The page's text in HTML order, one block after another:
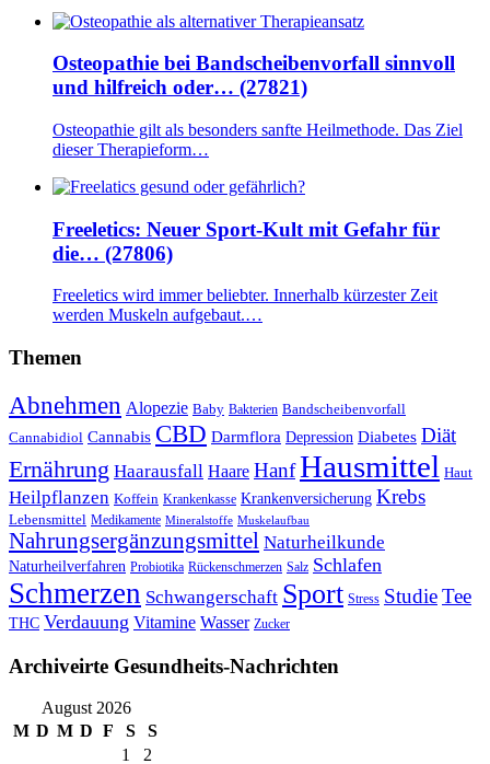
Osteopathie bei Bandscheibenvorfall sinnvoll
und hilfreich oder… (27821)
Osteopathie gilt als besonders sanfte Heilmethode. Das Ziel
dieser Therapieform…
Freeletics: Neuer Sport-Kult mit Gefahr für
die… (27806)
Freeletics wird immer beliebter. Innerhalb kürzester Zeit
werden Muskeln aufgebaut.…
Themen
Abnehmen Alopezie Baby Bakterien Bandscheibenvorfall
Cannabidiol Cannabis CBD Darmflora Depression Diabetes Diät
Ernährung Haarausfall Haare HanfHausmittel Haut
Heilpflanzen Koffein Krankenkasse Krankenversicherung Krebs
Lebensmittel Medikamente Mineralstoffe Muskelaufbau
Nahrungsergänzungsmittel Naturheilkunde
Naturheilverfahren Probiotika Rückenschmerzen Salz Schlafen
Schmerzen Schwangerschaft Sport Stress StudieTee
THC Verdauung Vitamine Wasser Zucker
Archiveirte Gesundheits-Nachrichten
August 2026
M D M D F S
S
1
2